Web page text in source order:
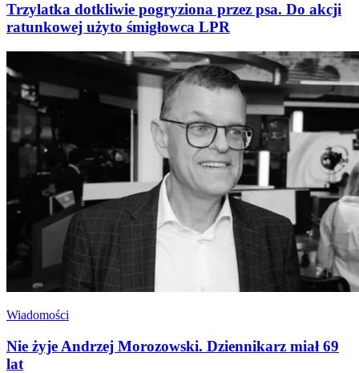
Trzylatka dotkliwie pogryziona przez psa. Do akcji
ratunkowej użyto śmigłowca LPR
Wiadomości
Nie żyje Andrzej Morozowski. Dziennikarz miał 69
lat